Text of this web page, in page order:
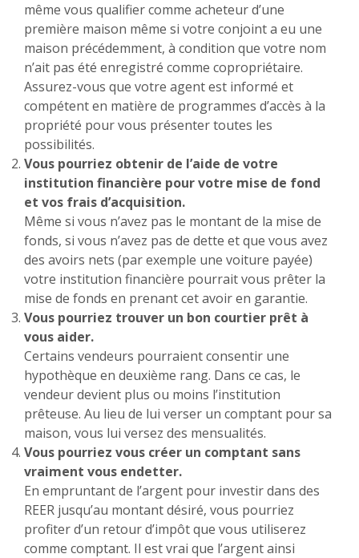
même vous qualifier comme acheteur d’une
première maison même si votre conjoint a eu une
maison précédemment, à condition que votre nom
n’ait pas été enregistré comme copropriétaire.
Assurez-vous que votre agent est informé et
compétent en matière de programmes d’accès à la
propriété pour vous présenter toutes les
possibilités.
Vous pourriez obtenir de l’aide de votre
institution financière pour votre mise de fond
et vos frais d’acquisition.
Même si vous n’avez pas le montant de la mise de
fonds, si vous n’avez pas de dette et que vous avez
des avoirs nets (par exemple une voiture payée)
votre institution financière pourrait vous prêter la
mise de fonds en prenant cet avoir en garantie.
Vous pourriez trouver un bon courtier prêt à
vous aider.
Certains vendeurs pourraient consentir une
hypothèque en deuxième rang. Dans ce cas, le
vendeur devient plus ou moins l’institution
prêteuse. Au lieu de lui verser un comptant pour sa
maison, vous lui versez des mensualités.
Vous pourriez vous créer un comptant sans
vraiment vous endetter.
En empruntant de l’argent pour investir dans des
REER jusqu’au montant désiré, vous pourriez
profiter d’un retour d’impôt que vous utiliserez
comme comptant. Il est vrai que l’argent ainsi